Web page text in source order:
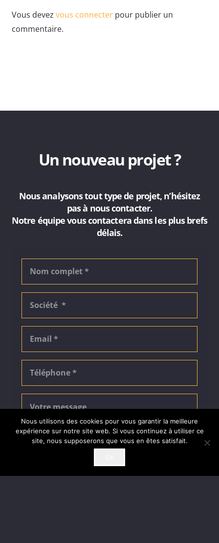
Vous devez vous connecter pour publier un
commentaire.
Un nouveau projet ?
Nous analysons tout type de projet, n’hésitez
pas à nous contacter.
Notre équipe vous contactera dans les plus brefs
délais.
Nous utilisons des cookies pour vous garantir la meilleure
expérience sur notre site web. Si vous continuez à utiliser ce
site, nous supposerons que vous en êtes satisfait.